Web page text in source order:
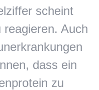
scheint
Auch
dass ein
zu